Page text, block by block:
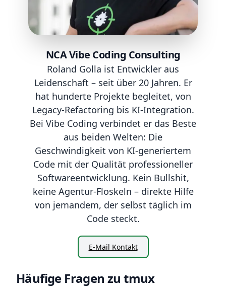
NCA Vibe Coding Consulting
Roland Golla ist Entwickler aus
Leidenschaft – seit über 20 Jahren. Er
hat hunderte Projekte begleitet, von
Legacy-Refactoring bis KI-Integration.
Bei Vibe Coding verbindet er das Beste
aus beiden Welten: Die
Geschwindigkeit von KI-generiertem
Code mit der Qualität professioneller
Softwareentwicklung. Kein Bullshit,
keine Agentur-Floskeln – direkte Hilfe
von jemandem, der selbst täglich im
Code steckt.
E-Mail Kontakt
Häufige Fragen zu tmux